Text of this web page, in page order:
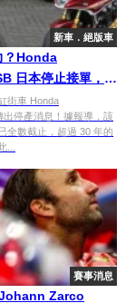
新車．絕版車
？Honda
日本停止接單，經
響
街車 Honda
出停產消息！據報導，該
全數截止，超過 30 年的
...
賽事消息
Zarco